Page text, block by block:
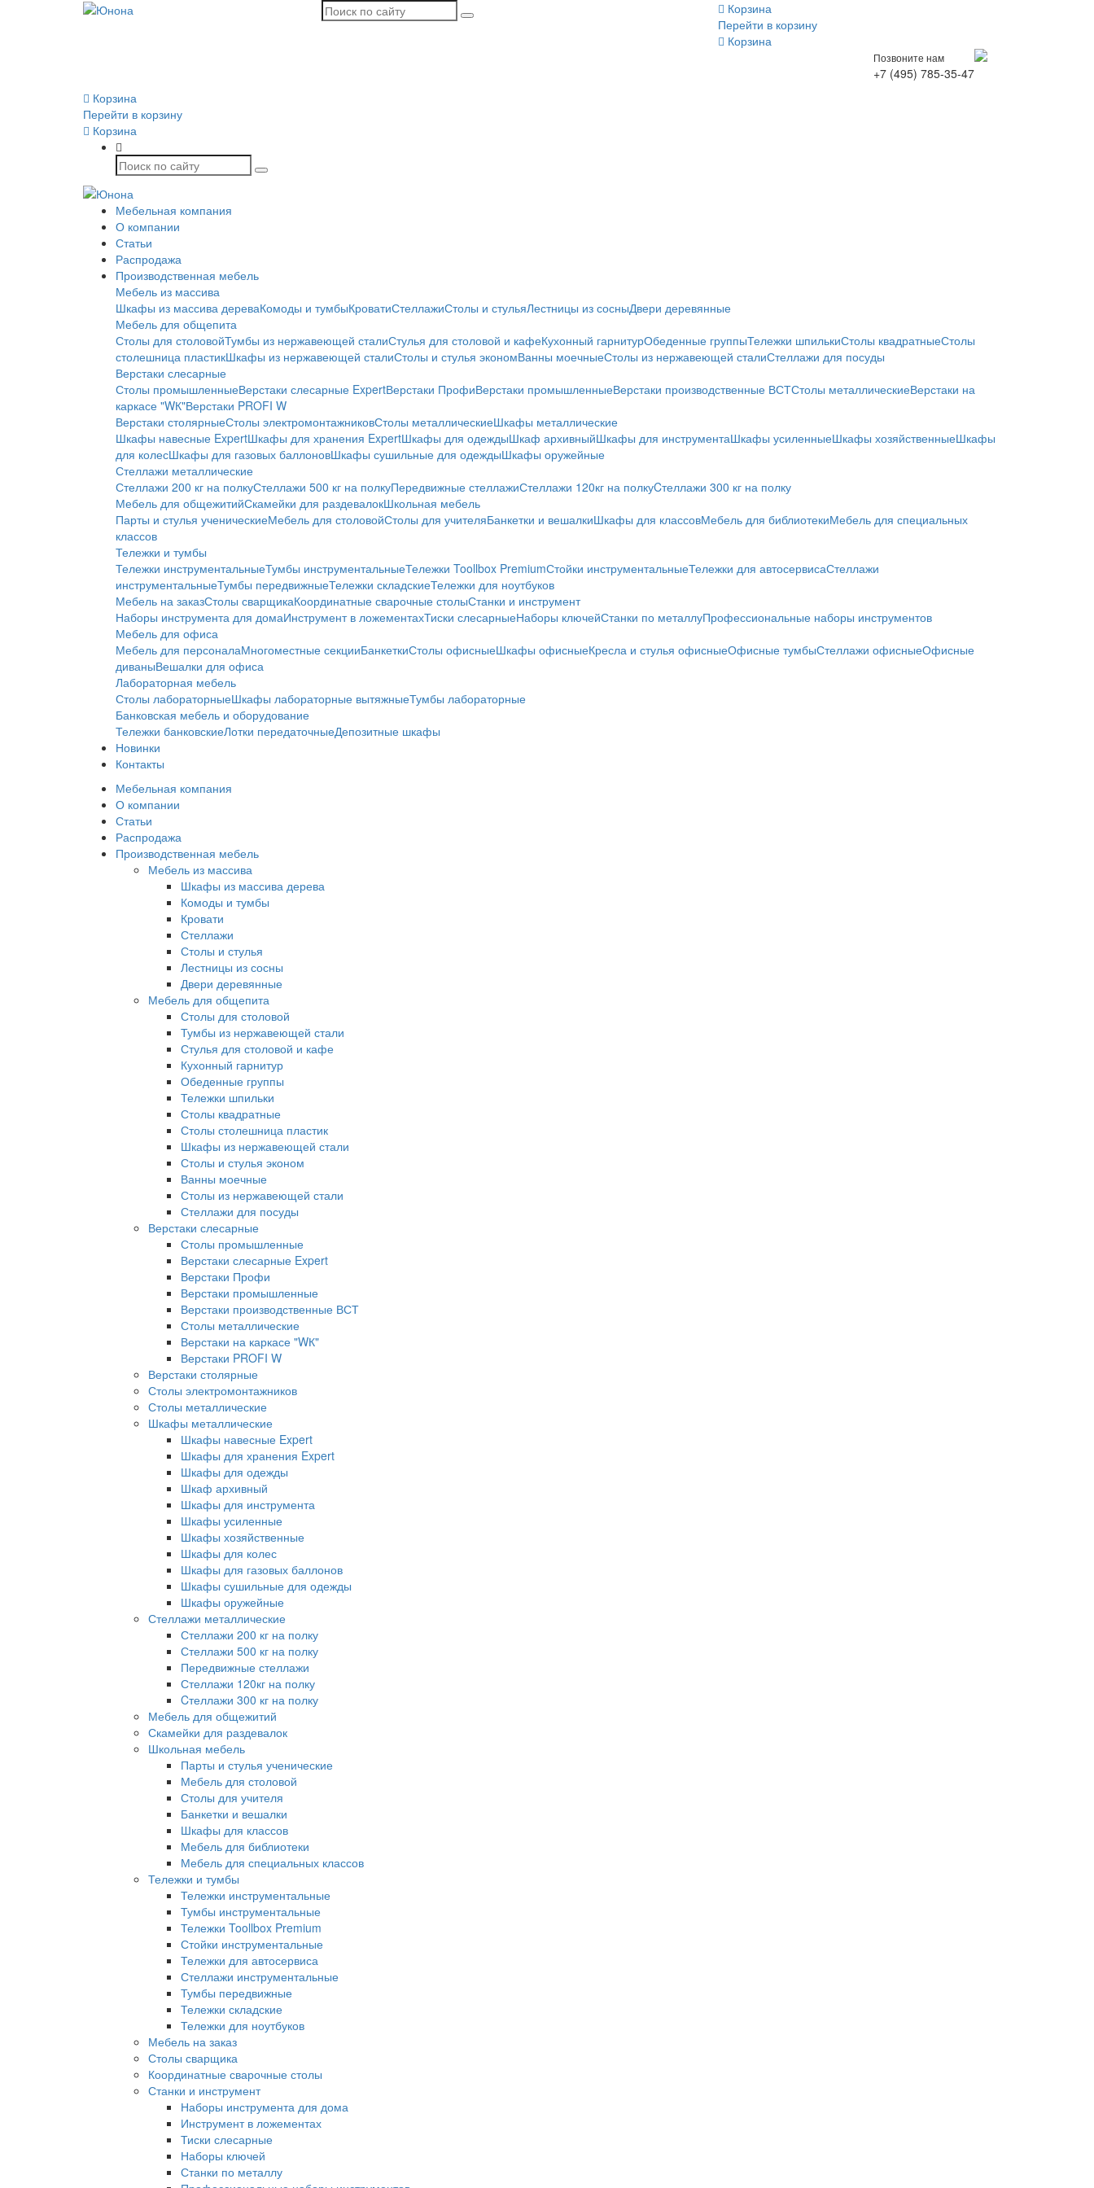
Корзина
Перейти в корзину
Корзина
Позвоните нам
+7 (495) 785-35-47
Корзина
Перейти в корзину
Корзина
Мебельная компания
О компании
Статьи
Распродажа
Производственная мебель
Мебель из массива
Шкафы из массива дереваКомоды и тумбыКроватиСтеллажиСтолы и стульяЛестницы из сосныДвери деревянные
Мебель для общепита
Столы для столовойТумбы из нержавеющей сталиСтулья для столовой и кафеКухонный гарнитурОбеденные группыТележки шпилькиСтолы квадратныеСтолы
столешница пластикШкафы из нержавеющей сталиСтолы и стулья экономВанны моечныеСтолы из нержавеющей сталиСтеллажи для посуды
Верстаки слесарные
Столы промышленныеВерстаки слесарные ExpertВерстаки ПрофиВерстаки промышленныеВерстаки производственные ВСТСтолы металлическиеВерстаки на
каркасе "WК"Верстаки PROFI W
Верстаки столярныеСтолы электромонтажниковСтолы металлическиеШкафы металлические
Шкафы навесные ExpertШкафы для хранения ExpertШкафы для одеждыШкаф архивныйШкафы для инструментаШкафы усиленныеШкафы хозяйственныеШкафы
для колесШкафы для газовых баллоновШкафы сушильные для одеждыШкафы оружейные
Стеллажи металлические
Стеллажи 200 кг на полкуСтеллажи 500 кг на полкуПередвижные стеллажиСтеллажи 120кг на полкуCтеллажи 300 кг на полку
Мебель для общежитийСкамейки для раздевалокШкольная мебель
Парты и стулья ученическиеМебель для столовойСтолы для учителяБанкетки и вешалкиШкафы для классовМебель для библиотекиМебель для специальных
классов
Тележки и тумбы
Тележки инструментальныеТумбы инструментальныеТележки Toollbox PremiumСтойки инструментальныеТележки для автосервисаСтеллажи
инструментальныеТумбы передвижныеТележки складскиеТележки для ноутбуков
Мебель на заказСтолы сварщикаКоординатные сварочные столыСтанки и инструмент
Наборы инструмента для домаИнструмент в ложементахТиски слесарныеНаборы ключейСтанки по металлуПрофессиональные наборы инструментов
Мебель для офиса
Мебель для персоналаМногоместные секцииБанкеткиСтолы офисныеШкафы офисныеКресла и стулья офисныеОфисные тумбыСтеллажи офисныеОфисные
диваныВешалки для офиса
Лабораторная мебель
Столы лабораторныеШкафы лабораторные вытяжныеТумбы лабораторные
Банковская мебель и оборудование
Тележки банковскиеЛотки передаточныеДепозитные шкафы
Новинки
Контакты
Мебельная компания
О компании
Статьи
Распродажа
Производственная мебель
Мебель из массива
Шкафы из массива дерева
Комоды и тумбы
Кровати
Стеллажи
Столы и стулья
Лестницы из сосны
Двери деревянные
Мебель для общепита
Столы для столовой
Тумбы из нержавеющей стали
Стулья для столовой и кафе
Кухонный гарнитур
Обеденные группы
Тележки шпильки
Столы квадратные
Столы столешница пластик
Шкафы из нержавеющей стали
Столы и стулья эконом
Ванны моечные
Столы из нержавеющей стали
Стеллажи для посуды
Верстаки слесарные
Столы промышленные
Верстаки слесарные Expert
Верстаки Профи
Верстаки промышленные
Верстаки производственные ВСТ
Столы металлические
Верстаки на каркасе "WК"
Верстаки PROFI W
Верстаки столярные
Столы электромонтажников
Столы металлические
Шкафы металлические
Шкафы навесные Expert
Шкафы для хранения Expert
Шкафы для одежды
Шкаф архивный
Шкафы для инструмента
Шкафы усиленные
Шкафы хозяйственные
Шкафы для колес
Шкафы для газовых баллонов
Шкафы сушильные для одежды
Шкафы оружейные
Стеллажи металлические
Стеллажи 200 кг на полку
Стеллажи 500 кг на полку
Передвижные стеллажи
Стеллажи 120кг на полку
Cтеллажи 300 кг на полку
Мебель для общежитий
Скамейки для раздевалок
Школьная мебель
Парты и стулья ученические
Мебель для столовой
Столы для учителя
Банкетки и вешалки
Шкафы для классов
Мебель для библиотеки
Мебель для специальных классов
Тележки и тумбы
Тележки инструментальные
Тумбы инструментальные
Тележки Toollbox Premium
Стойки инструментальные
Тележки для автосервиса
Стеллажи инструментальные
Тумбы передвижные
Тележки складские
Тележки для ноутбуков
Мебель на заказ
Столы сварщика
Координатные сварочные столы
Станки и инструмент
Наборы инструмента для дома
Инструмент в ложементах
Тиски слесарные
Наборы ключей
Станки по металлу